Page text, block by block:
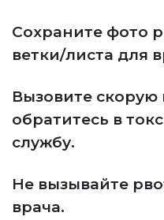
Сохраните фото
ветки/листа для
Вызовите
обратитесь в
службу.
Не вызывайте
врача.